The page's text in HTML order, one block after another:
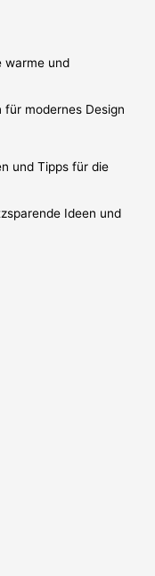
warme und
für modernes Design
und Tipps für die
Ideen und